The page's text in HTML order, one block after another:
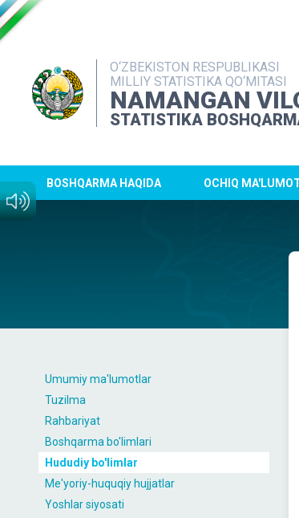
O‘ZBEKISTON RESPUBLIKASI
MILLIY STATISTIKA QO‘MITASI
NAMANGAN
STATISTIKA
BOSHQARMA HAQIDA OCHIQ
Umumiy ma'lumotlar
Tuzilma
Rahbariyat
Boshqarma bo'limlari
Hududiy bo'limlar
Me'yoriy-huquqiy hujjatlar
Yoshlar siyosati